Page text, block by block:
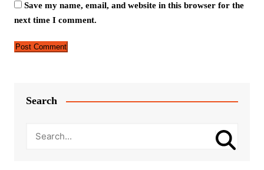
Save my name, email, and website in this browser for the
next time I comment.
Search